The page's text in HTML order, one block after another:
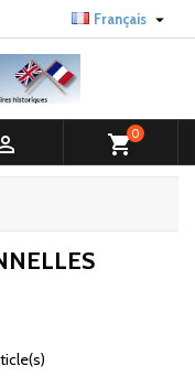
Français 
shopping_cart0